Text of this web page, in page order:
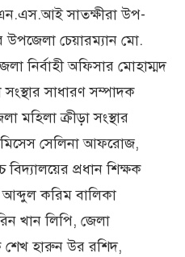
সাতক্ষীরা উপ-
চেয়ারম্যান মো.
নির্বাহী অফিসার মোহাম্মদ
সাধারণ সম্পাদক
ক্রীড়া সংস্থার
মিসেস সেলিনা আফরোজ,
বিদ্যালয়ের প্রধান শিক্ষক
করিম বালিকা
খান লিপি, জেলা
শেখ হারুন উর রশিদ,